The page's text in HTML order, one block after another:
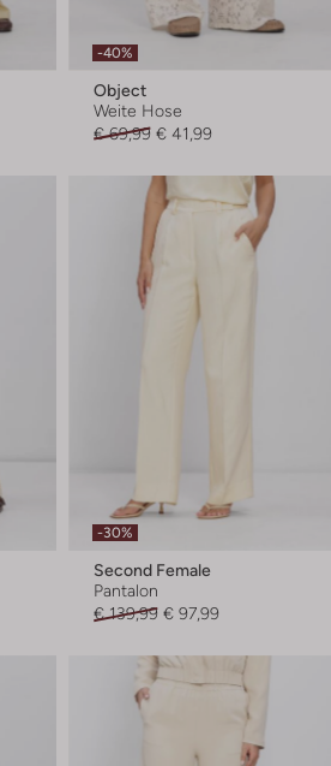
-40%
Object
Weite Hose
€ 69,99 € 41,99
-30%
Second Female
Pantalon
€ 139,99 € 97,99